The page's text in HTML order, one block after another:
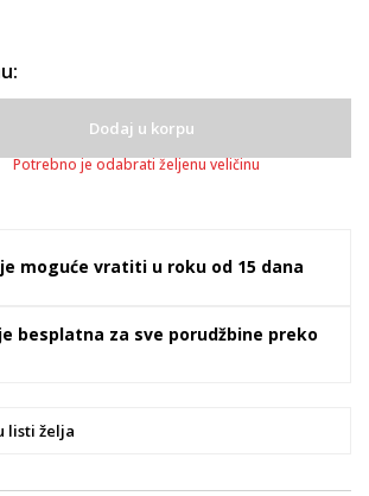
Dodaj u korpu
Potrebno je odabrati željenu veličinu
moguće vratiti u roku od 15 dana
besplatna za sve porudžbine preko
listi želja